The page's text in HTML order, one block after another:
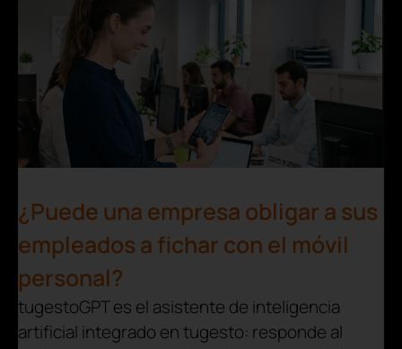
¿Puede una empresa obligar a sus
empleados a fichar con el móvil
personal?
tugestoGPT es el asistente de inteligencia
artificial integrado en tugesto: responde al